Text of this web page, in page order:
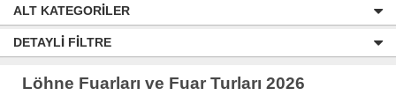
ALT KATEGORILER
DETAYLI FILTRE
Löhne Fuarları ve Fuar Turları 2026